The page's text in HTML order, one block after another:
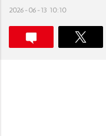
2026-06-13 10:10